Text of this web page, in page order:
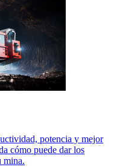
potencia y mejor
cómo puede dar los
mina.